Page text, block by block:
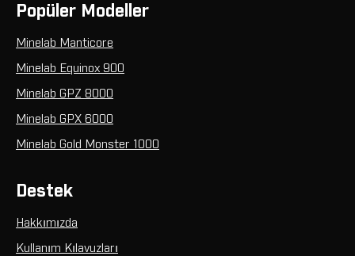
Popüler Modeller
Minelab Manticore
Minelab Equinox 900
Minelab GPZ 8000
Minelab GPX 6000
Minelab Gold Monster 1000
Destek
Hakkımızda
Kullanım Kılavuzları